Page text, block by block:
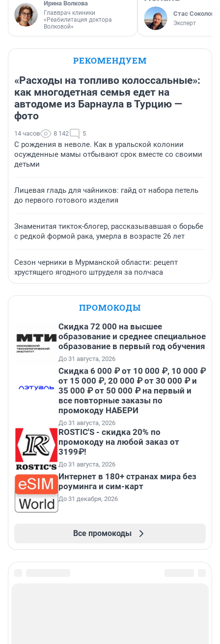
Ирина Волкова
Главврач клиники
«Реабилитация доктора
Волковой»
Стас Соколов
Эксперт
РЕКОМЕНДУЕМ
«Расходы на топливо колоссальные»:
как многодетная семья едет на
автодоме из Барнаула в Турцию —
фото
14 часов 8 142 5
С рождения в неволе. Как в уральской колонии
осужденные мамы отбывают срок вместе со своими
детьми
Лицевая гладь для чайников: гайд от набора петель
до первого готового изделия
Знаменитая тикток-блогер, рассказывавшая о борьбе
с редкой формой рака, умерла в возрасте 26 лет
Сезон черники в Мурманской области: рецепт
хрустящего ягодного штруделя за полчаса
ПРОМОКОДЫ
Скидка 72 000 на высшее
образование и среднее специальное
образование в первый год обучения
До 31 августа, 2026
Скидка 6 000 ₽ от 10 000 ₽, 10 000 ₽
от 15 000 ₽, 20 000 ₽ от 30 000 ₽ и
35 000 ₽ от 50 000 ₽ на первый и
все повторные заказы по
промокоду НАБЕРИ
До 31 августа, 2026
ROSTIC'S - скидка 20% по
промокоду на любой заказ от
3199₽!
До 31 августа, 2026
Интернет в 180+ странах мира без
роуминга и сим-карт
До 31 декабря, 2026
Все промокоды